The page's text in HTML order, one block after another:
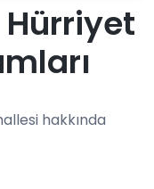
Hürriyet
hakkında